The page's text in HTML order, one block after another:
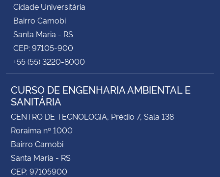
Cidade Universitária
Bairro Camobi
Santa Maria - RS
CEP: 97105-900
+55 (55) 3220-8000
CURSO DE ENGENHARIA AMBIENTAL E
SANITÁRIA
CENTRO DE TECNOLOGIA, Prédio 7, Sala 138
Roraima nº 1000
Bairro Camobi
Santa Maria - RS
CEP: 97105900